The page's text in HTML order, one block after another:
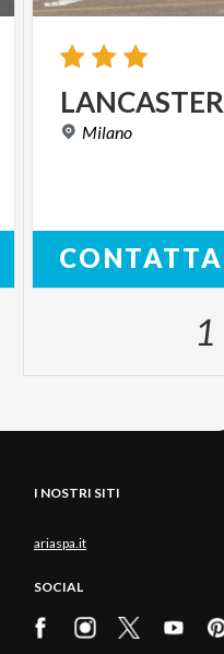
LANCASTER
Milano
CONTATTA
1
I NOSTRI SITI
ariaspa.it
SOCIAL